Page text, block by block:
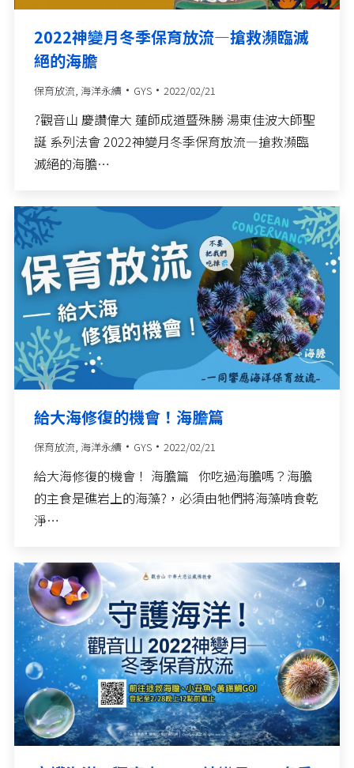
2022神變月冬季保育放流—搶救瀕臨滅
絕的海膽
保育放流, 海洋永續 GYS 2022/02/21
?觀音山 慶讚偉大 蓮師成道暨殊勝 湯東佳波大師聖
誕 系列法會 2022神變月冬季保育放流—搶救瀕臨
滅絕的海膽…
給大海修復的機會！海膽篇
保育放流, 海洋永續 GYS 2022/02/21
給大海修復的機會！ 海膽篇​ 你吃過海膽嗎？海膽
的主食是礁岩上的海藻?，必須由牠們將海藻啃食乾
淨…